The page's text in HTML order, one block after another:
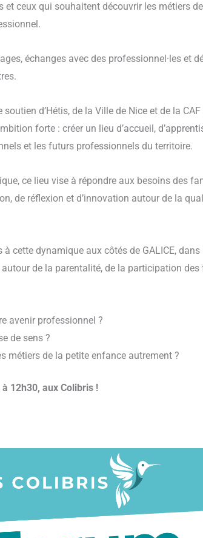
et ceux qui souhaitent découvrir les métiers
échanges avec des professionnel·les et
soutien d’Hétis, de la Ville de Nice et de la
forte : créer un lieu d’accueil,
et les futurs professionnels du territoire.
ce lieu vise à répondre aux besoins des
de réflexion et d’innovation autour de la
cette dynamique aux côtés de GALICE,
de la parentalité, de la participation
avenir professionnel ?
de sens ?
métiers de la petite enfance autrement ?
12h30, aux Colibris !